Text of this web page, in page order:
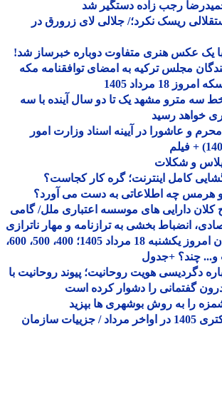
رجب زاده دستگیر شد
ریسک نکرد؛/ جلالی لای زرورق در
عکس هنری متفاوت دوباره خبرساز شد!
مجلس ترکیه به امضای توافقنامه مکه
1405
مترو مشهد یک تا دو سال آینده با سه
خواهد رسید
عاشورا در آیینه اسناد وزارت امور
و شکلات
کامل اینترنت؛ گره کار کجاست؟
هرمس چه اطلاعاتی به دست می آورد؟
دارایی های موسسه اعتباری ملل/ گامی
انضباط بخشی به ترازنامه و مهار ناترازی
قیمت سکه پارسیان امروز یکشنبه 18 مرداد 1405؛ 400، 500، 600،
هویت روحانیت؛ پیوند روحانیت با
را دشوار کرده است
به روش بوشهری ها بپزید
اعلام نتایج نهایی دکتری 1405 در اواخر مرداد / جزییات سازمان